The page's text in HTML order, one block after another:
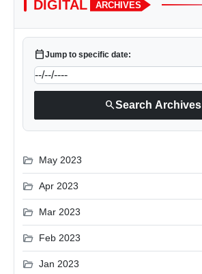
DIGITAL ARCHIVES
calendar_todayJump to specific date:
searchSearch Archives
folder_open May 2023
folder_open Apr 2023
folder_open Mar 2023
folder_open Feb 2023
folder_open Jan 2023